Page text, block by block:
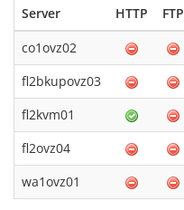
Server HTTP FTP
co1ovz02
fl2bkupovz03
fl2kvm01
fl2ovz04
wa1ovz01